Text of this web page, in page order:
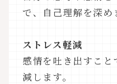
で、自己理解を深め
ストレス軽減
感情を吐き出すこと
減します。